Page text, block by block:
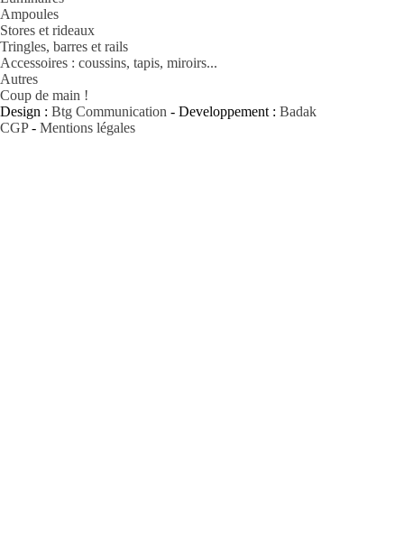
Ampoules
Stores et rideaux
Tringles, barres et rails
Accessoires : coussins, tapis, miroirs...
Autres
Coup de main !
Design : Btg Communication - Developpement : Badak
CGP- Mentions légales